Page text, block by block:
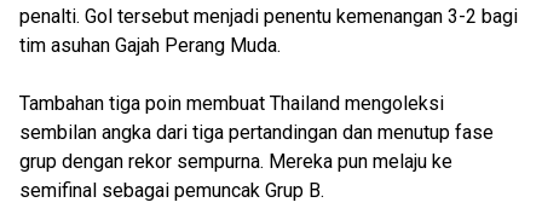
penalti. Gol tersebut menjadi penentu kemenangan 3-2 bagi
tim asuhan Gajah Perang Muda.
Tambahan tiga poin membuat Thailand mengoleksi
sembilan angka dari tiga pertandingan dan menutup fase
grup dengan rekor sempurna. Mereka pun melaju ke
semifinal sebagai pemuncak Grup B.